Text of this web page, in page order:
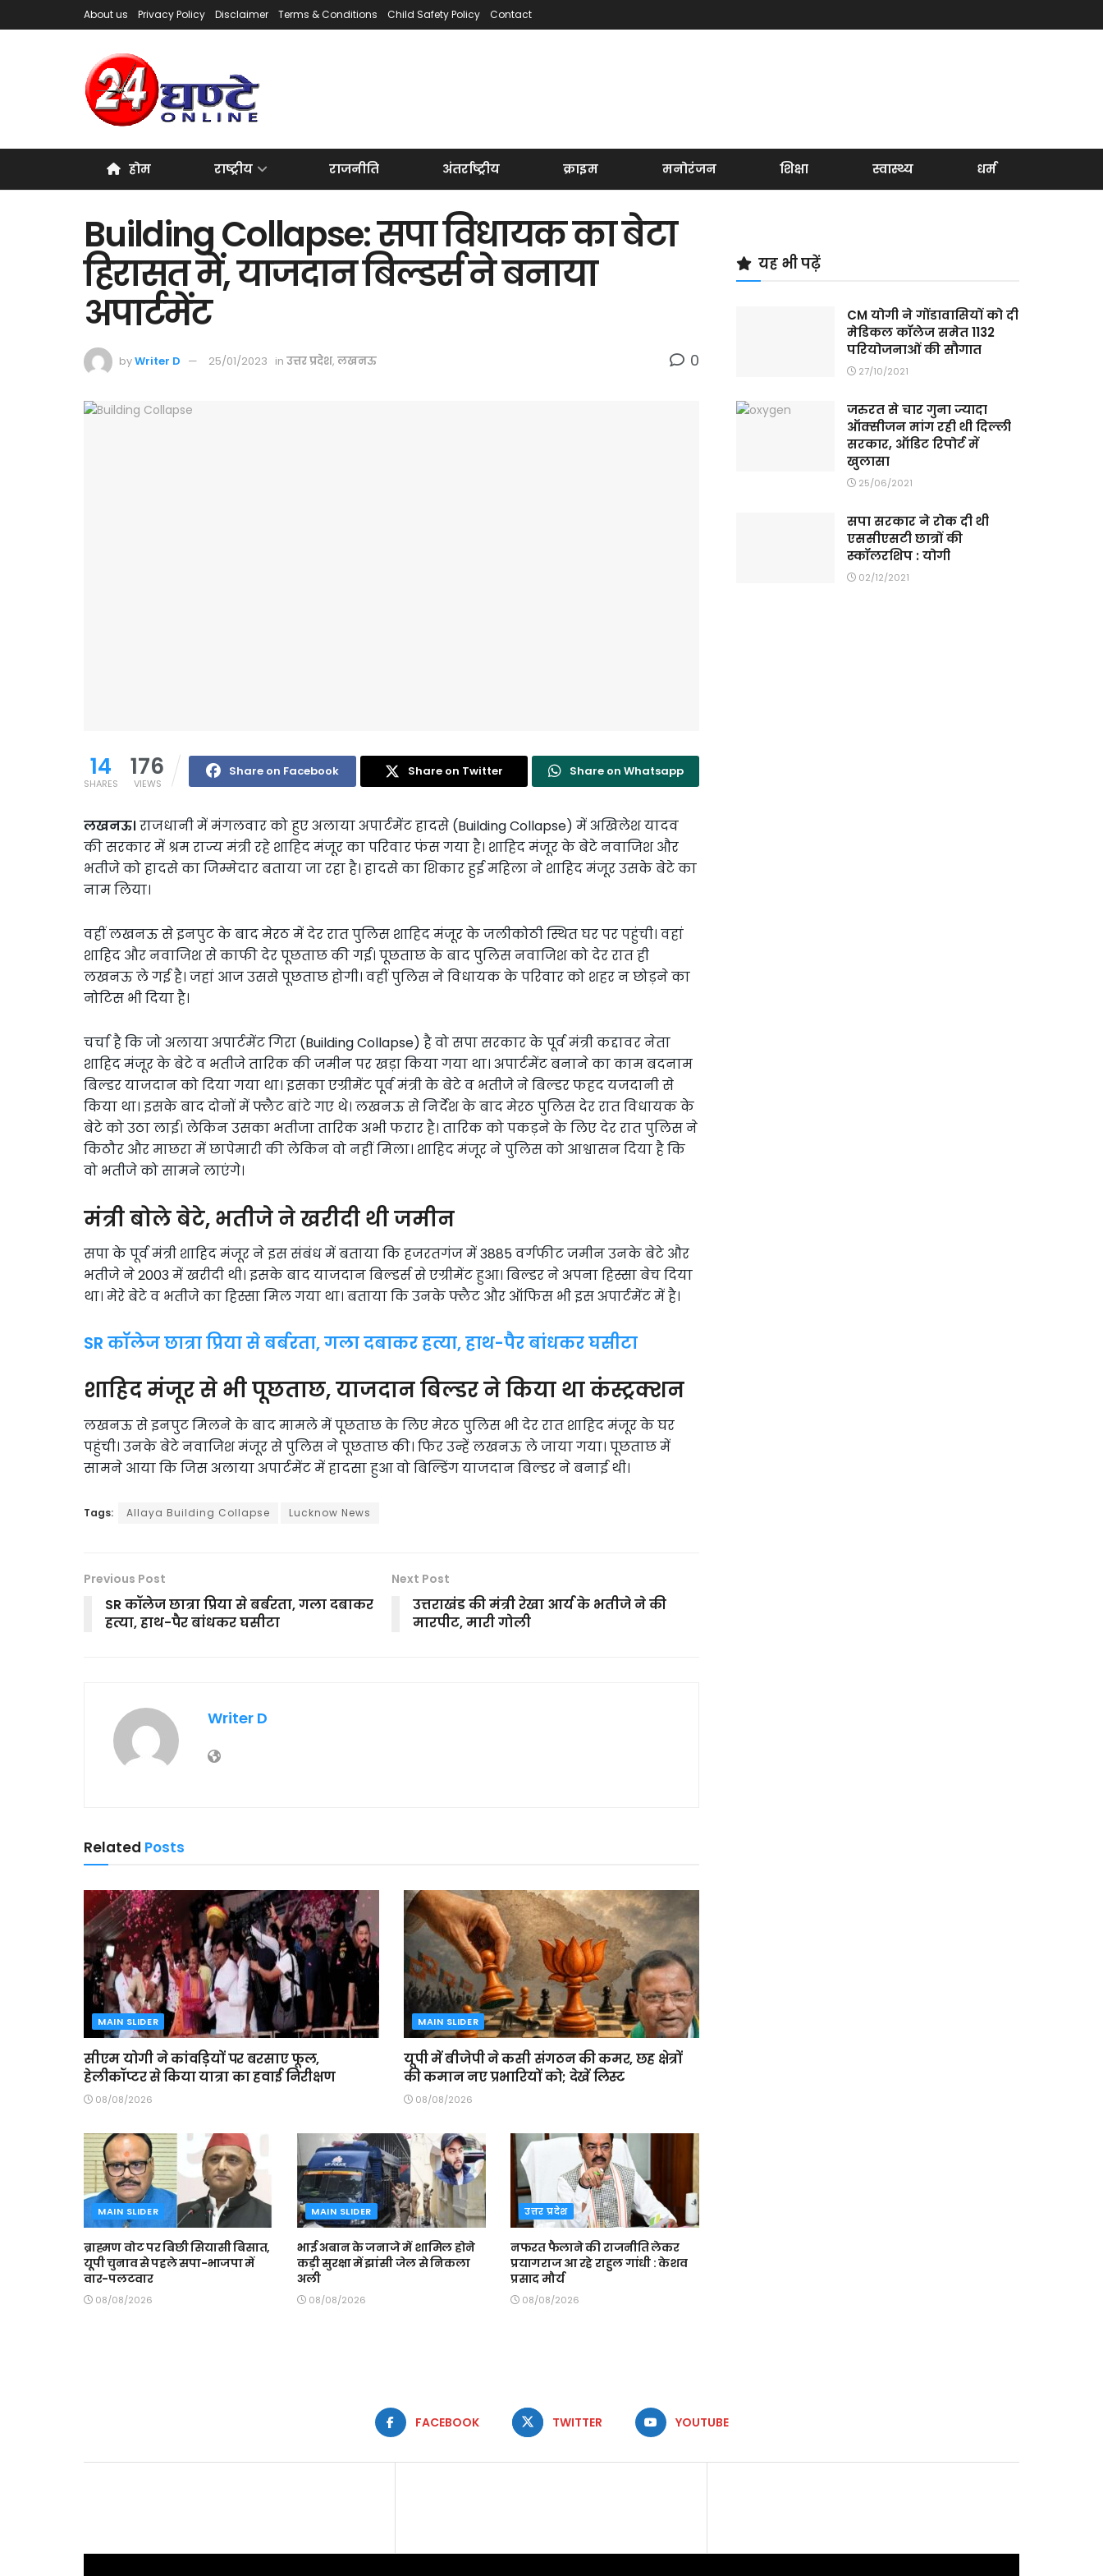
About us Privacy Policy Disclaimer Terms & Conditions Child Safety Policy Contact
होम राष्ट्रीय राजनीति अंतर्राष्ट्रीय क्राइम मनोरंजन शिक्षा स्वास्थ्य धर्म
Building Collapse: सपा विधायक का बेटा
हिरासत में, याजदान बिल्डर्स ने बनाया
अपार्टमेंट
byWriter D 25/01/2023 in उत्तर प्रदेश, लखनऊ 0
14
SHARES
176
VIEWS
Share on Facebook Share on Twitter Share on Whatsapp
लखनऊ। राजधानी में मंगलवार को हुए अलाया अपार्टमेंट हादसे (Building Collapse) में अखिलेश यादव
की सरकार में श्रम राज्य मंत्री रहे शाहिद मंजूर का परिवार फंस गया है। शाहिद मंजूर के बेटे नवाजिश और
भतीजे को हादसे का जिम्मेदार बताया जा रहा है। हादसे का शिकार हुई महिला ने शाहिद मंजूर उसके बेटे का
नाम लिया।
वहीं लखनऊ से इनपुट के बाद मेरठ में देर रात पुलिस शाहिद मंजूर के जलीकोठी स्थित घर पर पहुंची। वहां
शाहिद और नवाजिश से काफी देर पूछताछ की गई। पूछताछ के बाद पुलिस नवाजिश को देर रात ही
लखनऊ ले गई है। जहां आज उससे पूछताछ होगी। वहीं पुलिस ने विधायक के परिवार को शहर न छोड़ने का
नोटिस भी दिया है।
चर्चा है कि जो अलाया अपार्टमेंट गिरा (Building Collapse) है वो सपा सरकार के पूर्व मंत्री कद्दावर नेता
शाहिद मंजूर के बेटे व भतीजे तारिक की जमीन पर खड़ा किया गया था। अपार्टमेंट बनाने का काम बदनाम
बिल्डर याजदान को दिया गया था। इसका एग्रीमेंट पूर्व मंत्री के बेटे व भतीजे ने बिल्डर फहद यजदानी से
किया था। इसके बाद दोनों में फ्लैट बांटे गए थे। लखनऊ से निर्देश के बाद मेरठ पुलिस देर रात विधायक के
बेटे को उठा लाई। लेकिन उसका भतीजा तारिक अभी फरार है। तारिक को पकड़ने के लिए देर रात पुलिस ने
किठौर और माछरा में छापेमारी की लेकिन वो नहीं मिला। शाहिद मंजूर ने पुलिस को आश्वासन दिया है कि
वो भतीजे को सामने लाएंगे।
मंत्री बोले बेटे, भतीजे ने खरीदी थी जमीन
सपा के पूर्व मंत्री शाहिद मंजूर ने इस संबंध में बताया कि हजरतगंज में 3885 वर्गफीट जमीन उनके बेटे और
भतीजे ने 2003 में खरीदी थी। इसके बाद याजदान बिल्डर्स से एग्रीमेंट हुआ। बिल्डर ने अपना हिस्सा बेच दिया
था। मेरे बेटे व भतीजे का हिस्सा मिल गया था। बताया कि उनके फ्लैट और ऑफिस भी इस अपार्टमेंट में है।
SR कॉलेज छात्रा प्रिया से बर्बरता, गला दबाकर हत्या, हाथ-पैर बांधकर घसीटा
शाहिद मंजूर से भी पूछताछ, याजदान बिल्डर ने किया था कंस्ट्रक्शन
लखनऊ से इनपुट मिलने के बाद मामले में पूछताछ के लिए मेरठ पुलिस भी देर रात शाहिद मंजूर के घर
पहुंची। उनके बेटे नवाजिश मंजूर से पुलिस ने पूछताछ की। फिर उन्हें लखनऊ ले जाया गया। पूछताछ में
सामने आया कि जिस अलाया अपार्टमेंट में हादसा हुआ वो बिल्डिंग याजदान बिल्डर ने बनाई थी।
Tags: Allaya Building Collapse Lucknow News
Previous Post
SR कॉलेज छात्रा प्रिया से बर्बरता, गला दबाकर
हत्या, हाथ-पैर बांधकर घसीटा
Next Post
उत्तराखंड की मंत्री रेखा आर्य के भतीजे ने की
मारपीट, मारी गोली
Writer D
Related Posts
MAIN SLIDER
सीएम योगी ने कांवड़ियों पर बरसाए फूल,
हेलीकॉप्टर से किया यात्रा का हवाई निरीक्षण
08/08/2026
MAIN SLIDER
यूपी में बीजेपी ने कसी संगठन की कमर, छह क्षेत्रों
की कमान नए प्रभारियों को; देखें लिस्ट
08/08/2026
MAIN SLIDER
ब्राह्मण वोट पर बिछी सियासी बिसात,
यूपी चुनाव से पहले सपा-भाजपा में
वार-पलटवार
08/08/2026
MAIN SLIDER
भाई अबान के जनाजे में शामिल होने
कड़ी सुरक्षा में झांसी जेल से निकला
अली
08/08/2026
उत्तर प्रदेश
नफरत फैलाने की राजनीति लेकर
प्रयागराज आ रहे राहुल गांधी : केशव
प्रसाद मौर्य
08/08/2026
यह भी पढ़ें
CM योगी ने गोंडावासियों को दी
मेडिकल कॉलेज समेत 1132
परियोजनाओं की सौगात
27/10/2021
जरुरत से चार गुना ज्यादा
ऑक्सीजन मांग रही थी दिल्ली
सरकार, ऑडिट रिपोर्ट में
खुलासा
25/06/2021
सपा सरकार ने रोक दी थी
एससीएसटी छात्रों की
स्कॉलरशिप : योगी
02/12/2021
FACEBOOK TWITTER YOUTUBE